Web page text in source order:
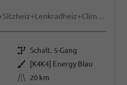
Selection 95PS GV4+Sitzheiz+Lenkradheiz+Climatronic+Sunset+AppConnect+PDC
Getriebe Schalt. 5-Gang
Außenfarbe
[K4K4] Energy Blau
Kilometerstand 20 km